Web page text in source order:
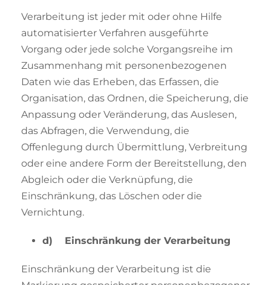
Verarbeitung ist jeder mit oder ohne Hilfe
automatisierter Verfahren ausgeführte
Vorgang oder jede solche Vorgangsreihe im
Zusammenhang mit personenbezogenen
Daten wie das Erheben, das Erfassen, die
Organisation, das Ordnen, die Speicherung, die
Anpassung oder Veränderung, das Auslesen,
das Abfragen, die Verwendung, die
Offenlegung durch Übermittlung, Verbreitung
oder eine andere Form der Bereitstellung, den
Abgleich oder die Verknüpfung, die
Einschränkung, das Löschen oder die
Vernichtung.
d) Einschränkung der Verarbeitung
Einschränkung der Verarbeitung ist die